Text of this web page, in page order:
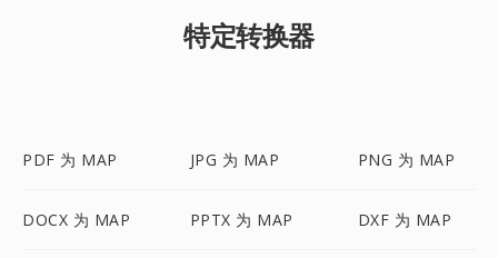
特定转换器
PDF 为 MAP JPG 为 MAP PNG 为 MAP
DOCX 为 MAP PPTX 为 MAP DXF 为 MAP